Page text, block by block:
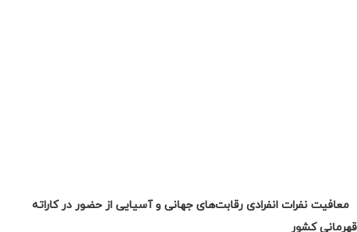
معافیت نفرات انفرادی رقابت‌های جهانی و آسیایی از حضور در کاراته
قهرمانی کشور